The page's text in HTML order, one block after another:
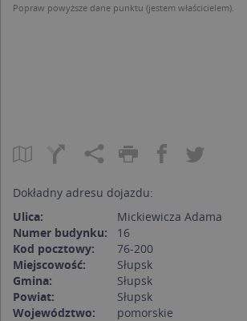
Popraw powyższe dane punktu (jestem właścicielem).
Dokładny adresu dojazdu:
Ulica:
Mickiewicza Adama
Numer budynku:
16
Kod pocztowy:
76-200
Miejscowość:
Słupsk
Gmina:
Słupsk
Powiat:
Słupsk
Województwo:
pomorskie